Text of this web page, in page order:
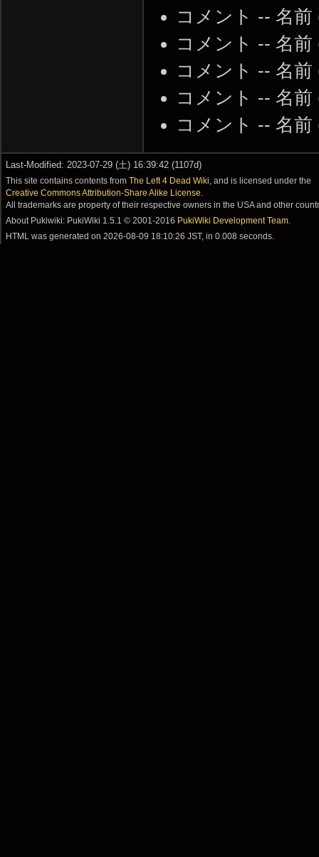
コメント -- 名前
コメント -- 名前
コメント -- 名前
コメント -- 名前
コメント -- 名前
Last-Modified: 2023-07-29 (土) 16:39:42 (1107d)
This site contains contents fromThe Left 4 Dead Wiki , and is licensed under the
Creative Commons Attribution-Share Alike License
All trademarks are property of their respective owners in the USA and other
About Pukiwiki: PukiWiki 1.5.1 © 2001-2016 PukiWiki Development Team
HTML was generated on2026-08-09 18:10:26 JST, in 0.008 seconds.